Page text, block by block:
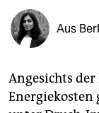
fragen & hilfe
unterstützen
genossenschaft
Aus
Angesichts